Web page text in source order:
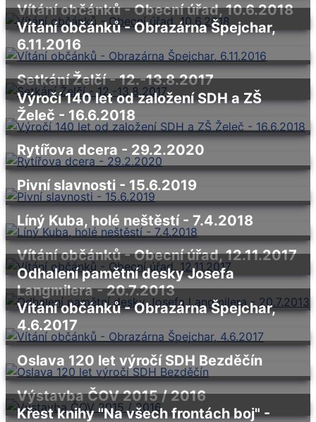
Vítání občánků - Obecní úřad, 10.6.2018
Vítání občánků - Obrazárna Špejchar,
6.11.2016
Setkání Želčí - 12.-13.8.2017
Výročí 140 let od založení SDH a ZŠ
Želeč - 16.6.2018
Rytířova dcera - 29.2.2020
Pivní slavnosti - 15.6.2019
Líný Kuba, holé neštěstí - 7.4.2018
Vítání občánků - Obecní úřad, 12.11.2017
Odhalení pamětní desky Josefa
Langmilera - 20.7.2013
Vítání občánků - Obrazárna Špejchar,
4.6.2017
Oslava 120 let výročí SDH Bezděčín
Výstavba ČOV 2015 / 2016
Křest knihy "Na všech frontách boj" -